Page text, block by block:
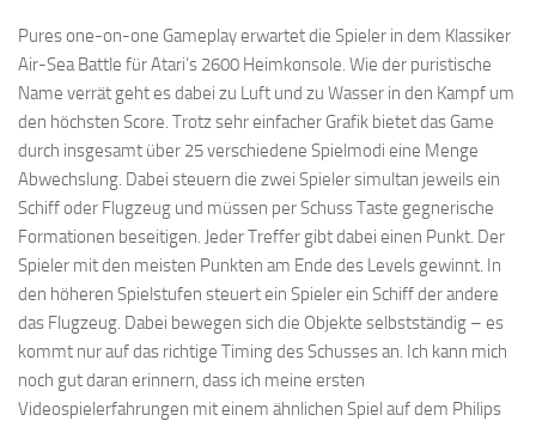
Pures one-on-one Gameplay erwartet die Spieler in dem Klassiker
Air-Sea Battle für Atari’s 2600 Heimkonsole. Wie der puristische
Name verrät geht es dabei zu Luft und zu Wasser in den Kampf um
den höchsten Score. Trotz sehr einfacher Grafik bietet das Game
durch insgesamt über 25 verschiedene Spielmodi eine Menge
Abwechslung. Dabei steuern die zwei Spieler simultan jeweils ein
Schiff oder Flugzeug und müssen per Schuss Taste gegnerische
Formationen beseitigen. Jeder Treffer gibt dabei einen Punkt. Der
Spieler mit den meisten Punkten am Ende des Levels gewinnt. In
den höheren Spielstufen steuert ein Spieler ein Schiff der andere
das Flugzeug. Dabei bewegen sich die Objekte selbstständig – es
kommt nur auf das richtige Timing des Schusses an. Ich kann mich
noch gut daran erinnern, dass ich meine ersten
Videospielerfahrungen mit einem ähnlichen Spiel auf dem Philips